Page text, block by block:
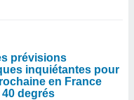
prévisions
inquiétantes pour
en France
degrés